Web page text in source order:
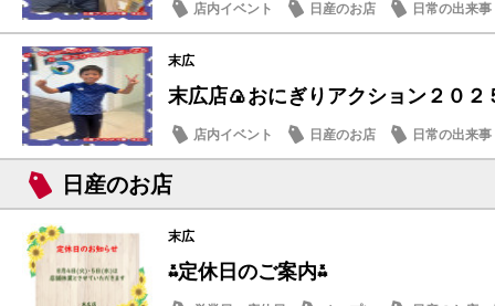
店内イベント 日産のお店 日常の出来事
末広
末広店🍙おにぎりアクション２０２
店内イベント 日産のお店 日常の出来事
日産のお店
末広
⁂定休日のご案内⁂